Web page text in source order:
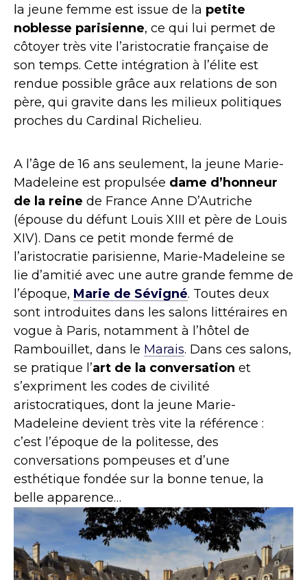
la jeune femme est issue de la petite
noblesse parisienne, ce qui lui permet de
côtoyer très vite l’aristocratie française de
son temps. Cette intégration à l’élite est
rendue possible grâce aux relations de son
père, qui gravite dans les milieux politiques
proches du Cardinal Richelieu.
A l’âge de 16 ans seulement, la jeune Marie-
Madeleine est propulsée dame d’honneur
de la reine de France Anne D’Autriche
(épouse du défunt Louis XIII et père de Louis
XIV). Dans ce petit monde fermé de
l’aristocratie parisienne, Marie-Madeleine se
lie d’amitié avec une autre grande femme de
l’époque, Marie de Sévigné. Toutes deux
sont introduites dans les salons littéraires en
vogue à Paris, notamment à l’hôtel de
Rambouillet, dans le Marais. Dans ces salons,
se pratique l’art de la conversation et
s’expriment les codes de civilité
aristocratiques, dont la jeune Marie-
Madeleine devient très vite la référence :
c’est l’époque de la politesse, des
conversations pompeuses et d’une
esthétique fondée sur la bonne tenue, la
belle apparence…